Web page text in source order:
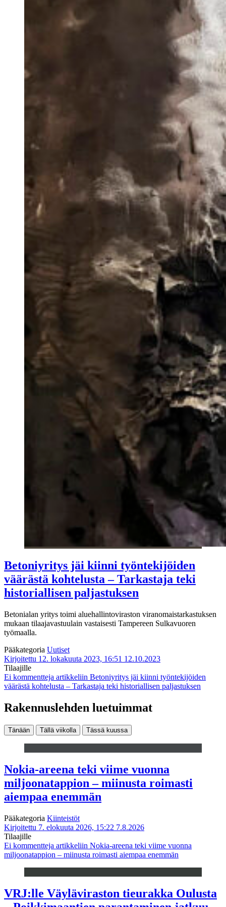
Betoniyritys jäi kiinni työntekijöiden
väärästä kohtelusta – Tarkastaja teki
historiallisen paljastuksen
Betonialan yritys toimi aluehallintoviraston viranomaistarkastuksen
mukaan tilaajavastuulain vastaisesti Tampereen Sulkavuoren
työmaalla.
Pääkategoria Uutiset
Kirjoitettu 12. lokakuuta 2023, 16:51 12.10.2023
Tilaajille
Ei kommentteja artikkeliin Betoniyritys jäi kiinni työntekijöiden
väärästä kohtelusta – Tarkastaja teki historiallisen paljastuksen
Rakennuslehden luetuimmat
Tänään Tällä viikolla Tässä kuussa
Nokia-areena teki viime vuonna
miljoonatappion – miinusta roimasti
aiempaa enemmän
Pääkategoria Kiinteistöt
Kirjoitettu 7. elokuuta 2026, 15:22 7.8.2026
Tilaajille
Ei kommentteja artikkeliin Nokia-areena teki viime vuonna
miljoonatappion – miinusta roimasti aiempaa enemmän
VRJ:lle Väyläviraston tieurakka Oulusta